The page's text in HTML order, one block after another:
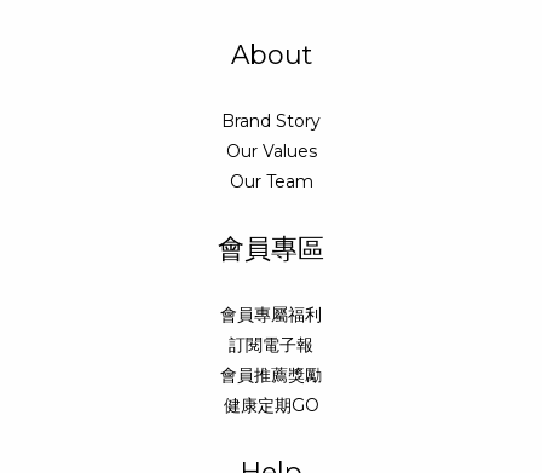
About
Brand Story
Our Values
Our Team
會員專區
會員專屬福利
訂閱電子報
會員推薦獎勵
健康定期GO